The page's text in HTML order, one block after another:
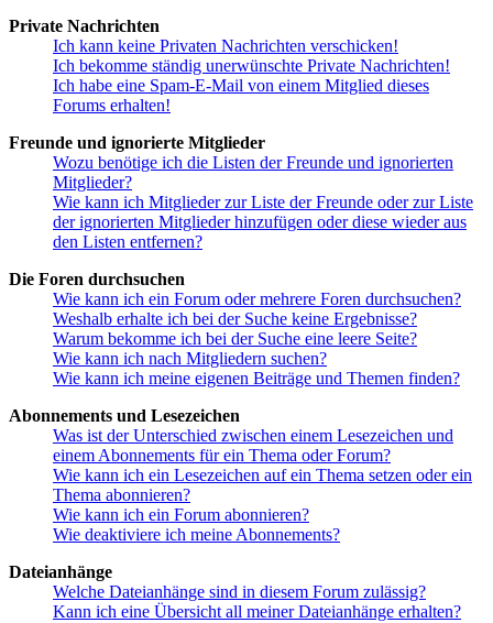
Private Nachrichten
Ich kann keine Privaten Nachrichten verschicken!
Ich bekomme ständig unerwünschte Private Nachrichten!
Ich habe eine Spam-E-Mail von einem Mitglied dieses
Forums erhalten!
Freunde und ignorierte Mitglieder
Wozu benötige ich die Listen der Freunde und ignorierten
Mitglieder?
Wie kann ich Mitglieder zur Liste der Freunde oder zur Liste
der ignorierten Mitglieder hinzufügen oder diese wieder aus
den Listen entfernen?
Die Foren durchsuchen
Wie kann ich ein Forum oder mehrere Foren durchsuchen?
Weshalb erhalte ich bei der Suche keine Ergebnisse?
Warum bekomme ich bei der Suche eine leere Seite?
Wie kann ich nach Mitgliedern suchen?
Wie kann ich meine eigenen Beiträge und Themen finden?
Abonnements und Lesezeichen
Was ist der Unterschied zwischen einem Lesezeichen und
einem Abonnements für ein Thema oder Forum?
Wie kann ich ein Lesezeichen auf ein Thema setzen oder ein
Thema abonnieren?
Wie kann ich ein Forum abonnieren?
Wie deaktiviere ich meine Abonnements?
Dateianhänge
Welche Dateianhänge sind in diesem Forum zulässig?
Kann ich eine Übersicht all meiner Dateianhänge erhalten?